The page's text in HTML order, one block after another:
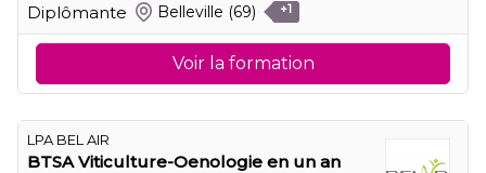
Diplômante
Belleville (69) +1
Voir la formation
LPA BEL AIR
BTSA Viticulture-Oenologie en un an